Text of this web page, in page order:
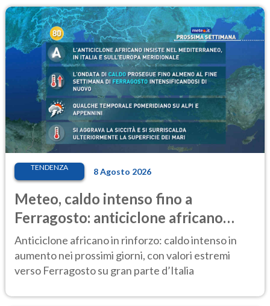
TENDENZA 8 Agosto 2026
Meteo, caldo intenso fino a
Ferragosto: anticiclone africano
ancora protagonista
Anticiclone africano in rinforzo: caldo intenso in
aumento nei prossimi giorni, con valori estremi
verso Ferragosto su gran parte d’Italia